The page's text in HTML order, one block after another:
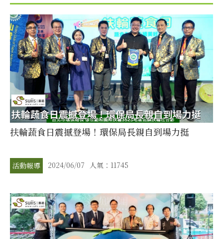
扶輪蔬食日震撼登場！環保局長親自到場力挺
活動報導 2024/06/07 人氣：11745